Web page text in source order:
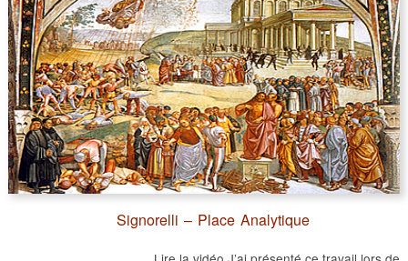
Signorelli – Place Analytique